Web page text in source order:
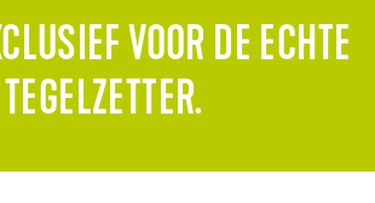
VOOR DE ECHTE
TEGELZETTER.